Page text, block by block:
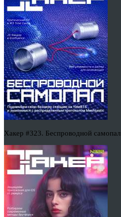
Хакер #323. Беспроводной самопал